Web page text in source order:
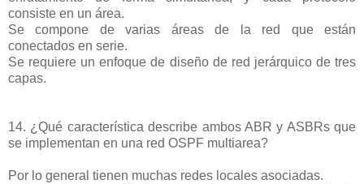
consiste en un área.
Se compone de varias áreas de la red que están
conectados en serie.
Se requiere un enfoque de diseño de red jerárquico de tres
capas.
14. ¿Qué característica describe ambos ABR y ASBRs que
se implementan en una red OSPF multiarea?
Por lo general tienen muchas redes locales asociadas.